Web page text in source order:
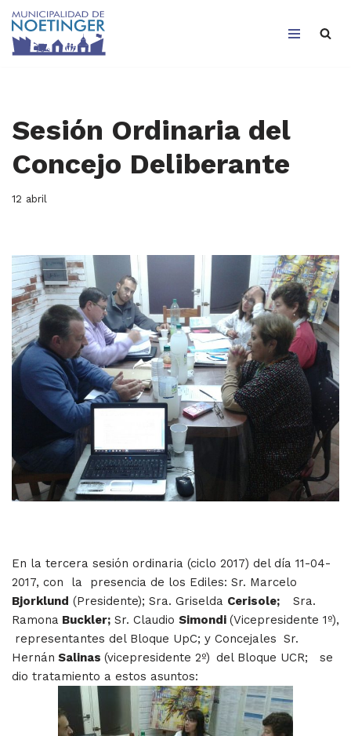
Saltar
Sesión Ordinaria del
Concejo Deliberante
12 abril
En la tercera sesión ordinaria (ciclo 2017) del día 11-04-
2017, con la presencia de los Ediles: Sr. Marcelo
Bjorklund (Presidente); Sra. Griselda Cerisole;
Sra.
Ramona Buckler; Sr. Claudio Simondi (Vicepresidente 1º),
representantes del Bloque UpC; y Concejales Sr.
Hernán Salinas (vicepresidente 2º) del Bloque UCR; se
dio tratamiento a estos asuntos: